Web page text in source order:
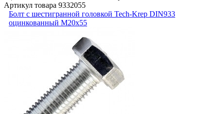
Артикул товара 9332055
Болт с шестигранной головкой Tech-Krep DIN933
оцинкованный М20х55